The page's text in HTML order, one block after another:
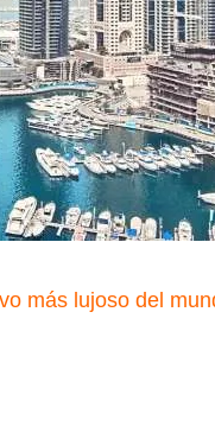
más lujoso del